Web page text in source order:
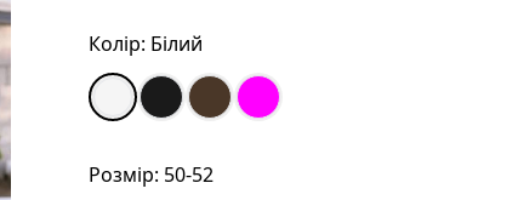
Колір: Білий
Розмір: 50-52